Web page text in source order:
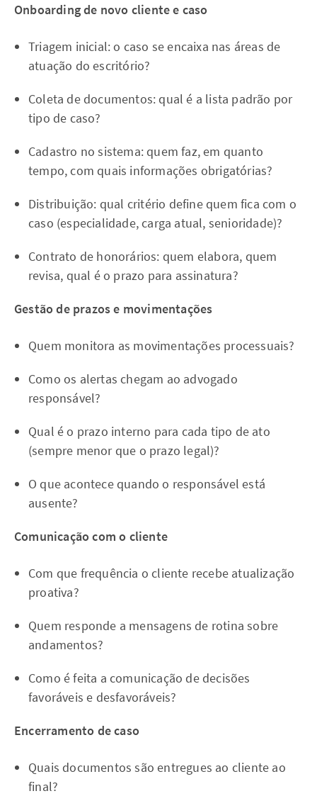
Onboarding de novo cliente e caso
Triagem inicial: o caso se encaixa nas áreas de
atuação do escritório?
Coleta de documentos: qual é a lista padrão por
tipo de caso?
Cadastro no sistema: quem faz, em quanto
tempo, com quais informações obrigatórias?
Distribuição: qual critério define quem fica com o
caso (especialidade, carga atual, senioridade)?
Contrato de honorários: quem elabora, quem
revisa, qual é o prazo para assinatura?
Gestão de prazos e movimentações
Quem monitora as movimentações processuais?
Como os alertas chegam ao advogado
responsável?
Qual é o prazo interno para cada tipo de ato
(sempre menor que o prazo legal)?
O que acontece quando o responsável está
ausente?
Comunicação com o cliente
Com que frequência o cliente recebe atualização
proativa?
Quem responde a mensagens de rotina sobre
andamentos?
Como é feita a comunicação de decisões
favoráveis e desfavoráveis?
Encerramento de caso
Quais documentos são entregues ao cliente ao
final?